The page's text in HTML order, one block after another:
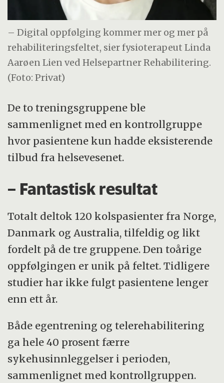
– Digital oppfølging kommer mer og mer på
rehabiliteringsfeltet, sier fysioterapeut Linda
Aarøen Lien ved Helsepartner Rehabilitering.
(Foto: Privat)
De to treningsgruppene ble
sammenlignet med en kontrollgruppe
hvor pasientene kun hadde eksisterende
tilbud fra helsevesenet.
– Fantastisk resultat
Totalt deltok 120 kolspasienter fra Norge,
Danmark og Australia, tilfeldig og likt
fordelt på de tre gruppene. Den toårige
oppfølgingen er unik på feltet. Tidligere
studier har ikke fulgt pasientene lenger
enn ett år.
Både egentrening og telerehabilitering
ga hele 40 prosent færre
sykehusinnleggelser i perioden,
sammenlignet med kontrollgruppen.